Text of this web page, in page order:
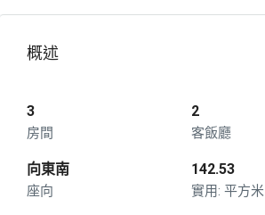
概述
3
房間
2
客飯廳
向東南
座向
142.53
平方米